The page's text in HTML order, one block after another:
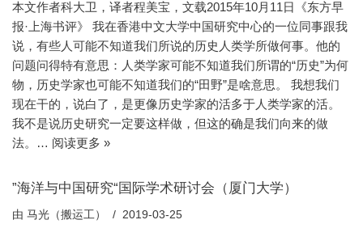
本文作者科大卫，译者程美宝，文载2015年10月11日《东方早
报·上海书评》 我在香港中文大学中国研究中心的一位同事跟我
说，有些人可能不知道我们所说的历史人类学所做何事。他的
问题问得特有意思：人类学家可能不知道我们所谓的“历史”为何
物，历史学家也可能不知道我们的“田野”是啥意思。 我想我们
现在干的，说白了，是更像历史学家的活多于人类学家的活。
我不是说历史研究一定要这样做，但这的确是我们向来的做
法。… 阅读更多 »
”海洋与中国研究“国际学术研讨会（厦门大学）
由 马光（搬运工） 2019-03-25